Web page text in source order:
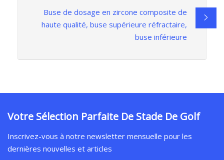
Buse de dosage en zircone composite de
haute qualité, buse supérieure réfractaire,
buse inférieure
Votre Sélection Parfaite De Stade De Golf
Inscrivez-vous à notre newsletter mensuelle pour les
dernières nouvelles et articles